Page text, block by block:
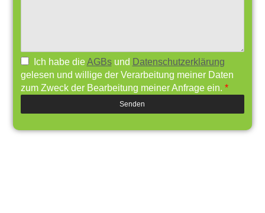
Ich habe dieAGBsund Datenschutzerklärung
gelesen und willige der Verarbeitung meiner Daten
zum Zweck der Bearbeitung meiner Anfrage ein. *
Senden